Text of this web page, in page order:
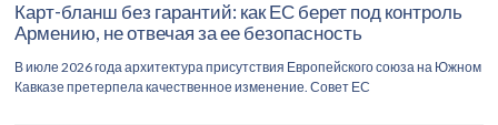
Карт-бланш без гарантий: как ЕС берет под контроль
Армению, не отвечая за ее безопасность
В июле 2026 года архитектура присутствия Европейского союза на Южном
Кавказе претерпела качественное изменение. Совет ЕС